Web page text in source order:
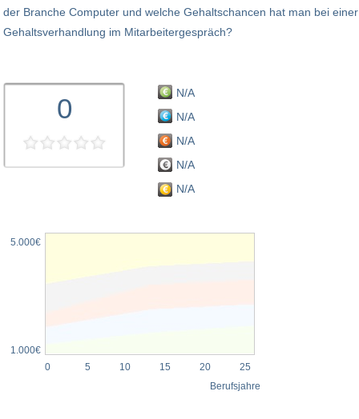
der Branche Computer und welche Gehaltschancen hat man bei einer
Gehaltsverhandlung im Mitarbeitergespräch?
0
N/A
N/A
N/A
N/A
N/A
5.000€
1.000€
0
5 10 15 20 25
Berufsjahre